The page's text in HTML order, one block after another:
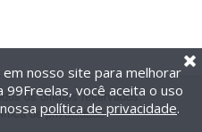
os direitos reservados.
de privacidade
nosso site para melhorar
99Freelas, você aceita o uso
política de privacidade.